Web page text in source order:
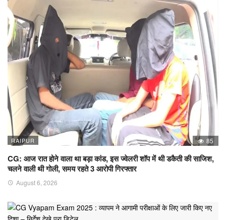
RAIPUR 85
CG: आज रात होने वाला था बड़ा कांड, इस ज्वेलरी शॉप में थी डकैती की साजिश,
चलने वाली थी गोली, समय रहते 3 आरोपी गिरफ्तार
August 6, 2026